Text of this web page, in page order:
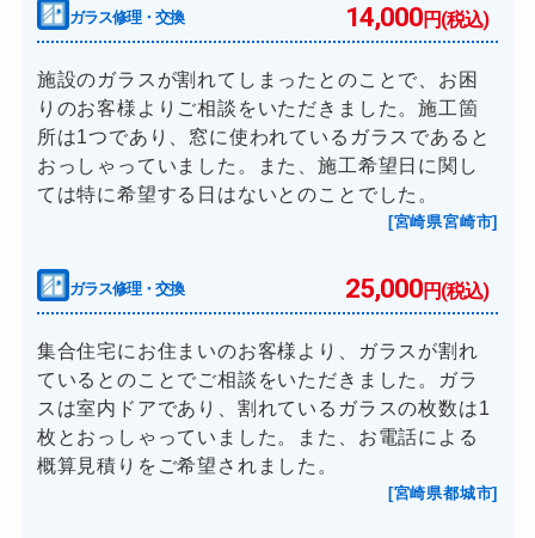
ガラス修理・交換 14,000円(税込)
施設のガラスが割れてしまったとのことで、お困
りのお客様よりご相談をいただきました。施工箇
所は1つであり、窓に使われているガラスであると
おっしゃっていました。また、施工希望日に関し
ては特に希望する日はないとのことでした。
[宮崎県宮崎市]
ガラス修理・交換 25,000円(税込)
集合住宅にお住まいのお客様より、ガラスが割れ
ているとのことでご相談をいただきました。ガラ
スは室内ドアであり、割れているガラスの枚数は1
枚とおっしゃっていました。また、お電話による
概算見積りをご希望されました。
[宮崎県都城市]